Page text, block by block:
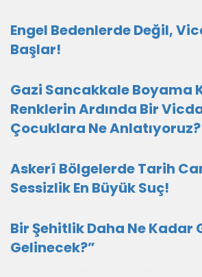
Engel Bedenlerde Değil,
Başlar!
Gazi Sancakkale Boyama
Renklerin Ardında Bir
Çocuklara Ne Anlatıyoruz?
Askerî Bölgelerde Tarih
Sessizlik En Büyük Suç!
Bir Şehitlik Daha Ne Kadar
Gelinecek?”